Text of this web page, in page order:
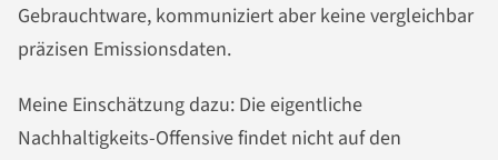
Gebrauchtware, kommuniziert aber keine vergleichbar
präzisen Emissionsdaten.
Meine Einschätzung dazu: Die eigentliche
Nachhaltigkeits-Offensive findet nicht auf den